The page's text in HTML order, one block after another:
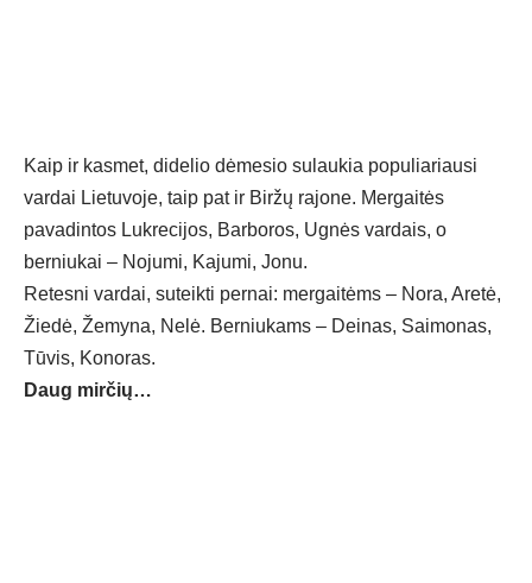
Kaip ir kasmet, didelio dėmesio sulaukia populiariausi
vardai Lietuvoje, taip pat ir Biržų rajone. Mergaitės
pavadintos Lukrecijos, Barboros, Ugnės vardais, o
berniukai – Nojumi, Kajumi, Jonu.
Retesni vardai, suteikti pernai: mergaitėms – Nora, Aretė,
Žiedė, Žemyna, Nelė. Berniukams – Deinas, Saimonas,
Tūvis, Konoras.
Daug mirčių…